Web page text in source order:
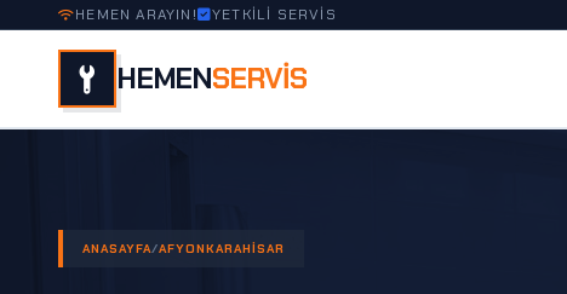
HEMEN ARAYIN! YETKİLİ SERVİS
HEMENSERVİS
ANASAYFA/AFYONKARAHISAR